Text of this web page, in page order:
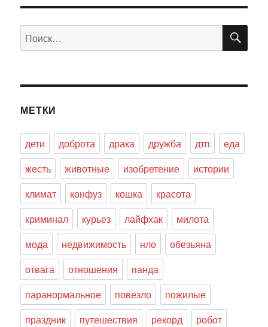
Искать:
МЕТКИ
дети доброта драка дружба дтп
еда
жесть
животные изобретение
истории
климат
конфуз кошка
красота
криминал
курьез лайфхак
милота
мода
недвижимость нло
обезьяна
отвага
отношения
панда
паранормальное
повезло
пожилые
праздник
путешествия рекорд
робот